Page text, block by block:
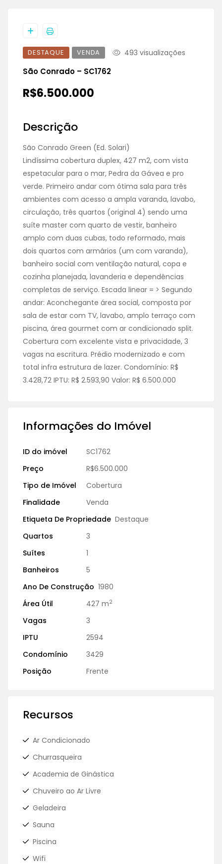
DESTAQUE VENDA 493 visualizações
São Conrado – SC1762
R$6.500.000
Descrição
São Conrado Green (Ed. Solari)
Lindíssima cobertura duplex, 427 m2, com vista
espetacular para o mar, Pedra da Gávea e pro
verde. Primeiro andar com ótima sala para três
ambientes com acesso a ampla varanda, lavabo,
circulação, três quartos (original 4) sendo uma
suíte master com quarto de vestir, banheiro
amplo com duas cubas, todo reformado, mais
dois quartos com armários (um com varanda),
banheiro social com ventilação natural, copa e
cozinha planejada, lavanderia e dependências
completas de serviço. Escada linear = > Segundo
andar: Aconchegante área social, composta por
sala de estar com TV, lavabo, amplo terraço com
piscina, área gourmet com ar condicionado split.
Cobertura com excelente vista e privacidade, 3
vagas na escritura. Prédio modernizado e com
total infra estrutura de lazer. Condomínio: R$
3.428,72 IPTU: R$ 2.593,90 Valor: R$ 6.500.000
Informações do Imóvel
ID do imóvel
SC1762
Preço
R$6.500.000
Tipo de Imóvel
Cobertura
Finalidade
Venda
Etiqueta De Propriedade Destaque
Quartos
3
Suítes
1
Banheiros
5
Ano De Construção 1980
Área Útil
427 m2
Vagas
3
IPTU
2594
Condomínio
3429
Posição
Frente
Recursos
Ar Condicionado
Churrasqueira
Academia de Ginástica
Chuveiro ao Ar Livre
Geladeira
Sauna
Piscina
Wifi